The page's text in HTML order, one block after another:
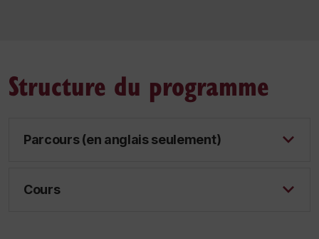
Structure du programme
Parcours (en anglais seulement)
Cours